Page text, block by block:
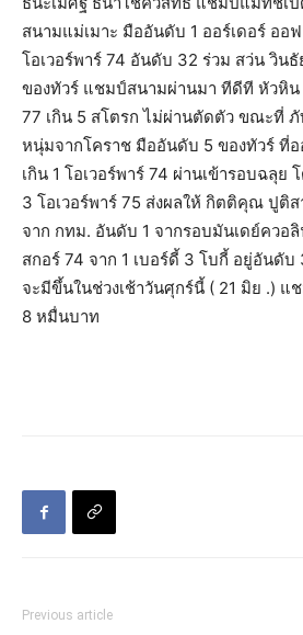
สนามแม่เมาะ มืออันดับ 1 ออร์เดอร์ ออ
โอเวอร์พาร์ 74 อันดับ 32 ร่วม สว่น วิน
ของทัวร์ แชมป์สนามผ่านมา ทีดีที หัวหิ
77 เกิน 5 สโตรก ไม่ผ่านตัดตัว ขณะที่
หนุ่มจากโคราช มืออันดับ 5 ของทัวร์ ที่อ
เกิน 1 โอเวอร์พาร์ 74 ผ่านเข้ารอบฉลุย
3 โอเวอร์พาร์ 75 ส่งผลให้ กิตติคุณ ปูติ
จาก กทม. อันดับ 1 จากรอบมันเดย์ควอ
สกอร์ 74 จาก 1 เบอร์ดี้ 3 โบกี้ อยู่อันดั
จะมีขึ้นในช่วงเช้าวันศุกร์นี้ ( 21 มิย .) แ
8 หมื่นบาท
Previous article